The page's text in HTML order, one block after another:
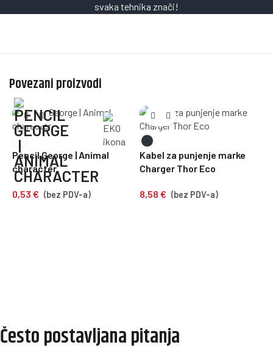
svaka tehnika znači!
Povezani proizvodi
Pencil George | Animal
character
0,53 € (bez PDV-a)
Kabel za punjenje marke
Charger Thor Eco
8,58 € (bez PDV-a)
Često postavljana pitanja